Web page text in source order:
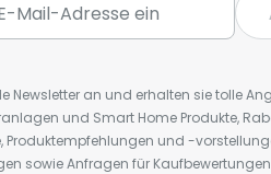
Newsletter an und erhalten sie tolle
und Smart Home Produkte,
Produktempfehlungen und -
sowie Anfragen für